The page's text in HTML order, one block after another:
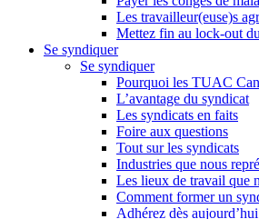
Les travailleur(euse)s
Mettez fin au lock-out
Se syndiquer
Se syndiquer
Pourquoi les TUAC
L’avantage du syndicat
Les syndicats en faits
Foire aux questions
Tout sur les syndicats
Industries que nous
Les lieux de travail que
Comment former un
Adhérez dès aujourd’hui